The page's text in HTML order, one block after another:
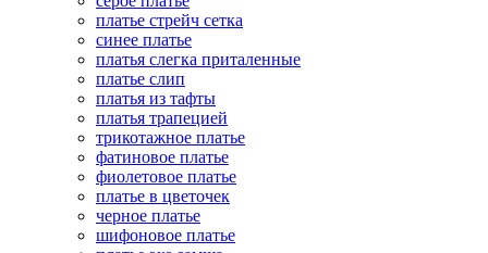
платье стрейч сетка
синее платье
платья слегка приталенные
платье слип
платья из тафты
платья трапецией
трикотажное платье
фатиновое платье
фиолетовое платье
платье в цветочек
черное платье
шифоновое платье